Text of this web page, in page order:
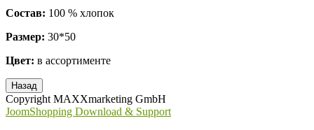
Состав: 100 % хлопок
Размер: 30*50
Цвет: в ассортименте
Copyright MAXXmarketing GmbH
JoomShopping Download & Support